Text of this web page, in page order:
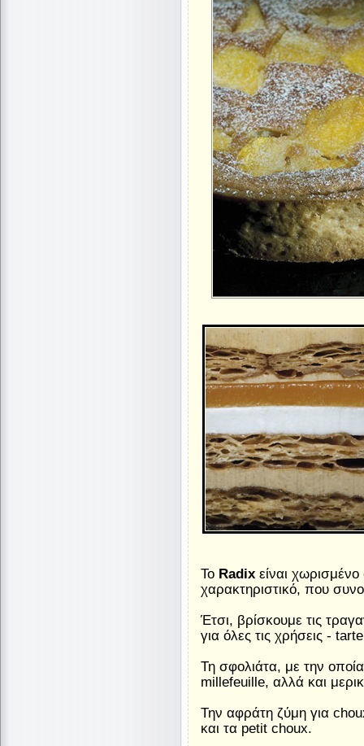
Το Radix είναι
χαρακτηριστικό, που
Έτσι, βρίσκουμε τις
για όλες τις χρήσεις -
Τη σφολιάτα, με την
millefeuille, αλλά και
Την αφράτη ζύμη για
και τα petit choux.